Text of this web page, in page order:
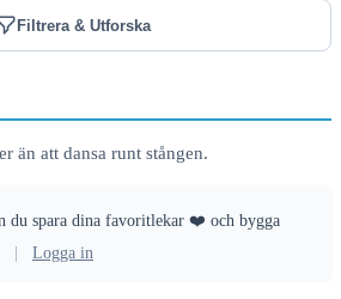
Filtrera & Utforska
än att dansa runt stången.
du spara dina favoritlekar ❤️ och bygga
Logga in